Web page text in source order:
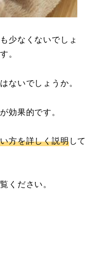
少なくないでしょ
。
ないでしょうか。
効果的です。
方を詳しく説明して
ください。